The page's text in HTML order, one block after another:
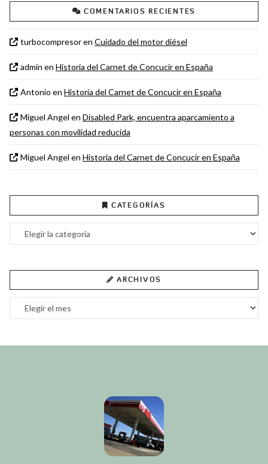
COMENTARIOS RECIENTES
turbocompresoren Cuidado del motor diésel
admin en Historia del Carnet de Concucir en España
Antonio en Historia del Carnet de Concucir en España
Miguel Angel en Disabled Park, encuentra aparcamiento a
personas con movilidad reducida
Miguel Angel en Historia del Carnet de Concucir en España
CATEGORÍAS
Categorías
ARCHIVOS
Archivos